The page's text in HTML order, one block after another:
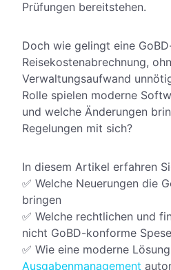
Prüfungen bereitstehen.
Doch wie gelingt eine
Reisekostenabrechnung,
Verwaltungsaufwand
Rolle spielen moderne
und welche Änderungen
Regelungen mit sich?
In diesem Artikel erfahren
✅ Welche Neuerungen die
bringen
✅ Welche rechtlichen und
nicht GoBD-konforme
✅ Wie eine moderne
Ausgabenmanagement